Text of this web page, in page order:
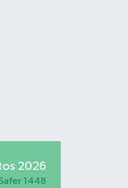
2026
1448